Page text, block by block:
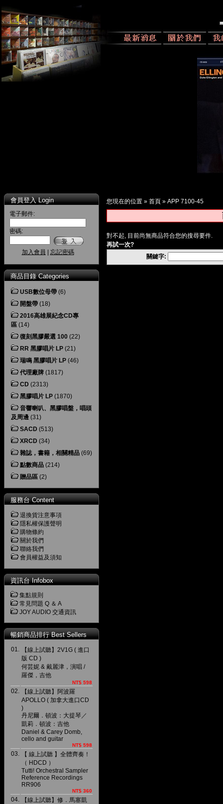
會員登入 Login
電子郵件:
密碼:
加入會員 忘記密碼
商品目錄 Categories
USB數位母帶 (6)
開盤帶 (18)
2016高雄展紀念CD專
區 (14)
復刻黑膠嚴選 100 (22)
RR 黑膠唱片 LP (21)
瑞鳴 黑膠唱片 LP (46)
代理廠牌 (1817)
CD (2313)
黑膠唱片 LP (1870)
音響喇叭、黑膠唱盤，唱頭
及周邊 (31)
SACD (513)
XRCD (34)
雜誌，書籍，相關精品 (69)
點數商品 (214)
贈品區 (2)
服務台 Content
退換貨注意事項
隱私權保護聲明
購物條約
關於我們
聯絡我們
會員權益及須知
資訊台 Infobox
集點規則
常見問題 Q ＆ A
JOY AUDIO 交通資訊
暢銷商品排行 Best Sellers
01.
【線上試聽】2V1G ( 進口
版 CD )
何芸妮 & 戴麗津，演唱 /
羅傑，吉他
NT$ 598
02.
【線上試聽】阿波羅
APOLLO ( 加拿大進口CD
)
丹尼爾．頓波：大提琴／
凱莉．頓波：吉他
Daniel & Carey Domb,
cello and guitar
NT$ 598
03.
【 線上試聽 】全體齊奏！
（ HDCD ）
Tutti! Orchestral Sampler
Reference Recordings
RR906
NT$ 360
04.
【線上試聽】修．馬塞凱
您現在的位置 » 首頁 » APP 7100-45
對不起, 目前尚無商品符合您的搜尋要件.
再試一次?
關鍵字: